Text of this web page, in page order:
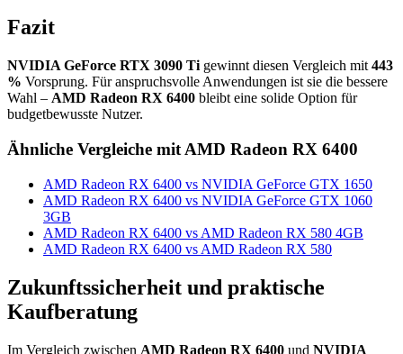
Fazit
NVIDIA GeForce RTX 3090 Ti gewinnt diesen Vergleich mit 443
% Vorsprung. Für anspruchsvolle Anwendungen ist sie die bessere
Wahl – AMD Radeon RX 6400 bleibt eine solide Option für
budgetbewusste Nutzer.
Ähnliche Vergleiche mit AMD Radeon RX 6400
AMD Radeon RX 6400 vs NVIDIA GeForce GTX 1650
AMD Radeon RX 6400 vs NVIDIA GeForce GTX 1060
3GB
AMD Radeon RX 6400 vs AMD Radeon RX 580 4GB
AMD Radeon RX 6400 vs AMD Radeon RX 580
Zukunftssicherheit und praktische
Kaufberatung
Im Vergleich zwischen AMD Radeon RX 6400 und NVIDIA